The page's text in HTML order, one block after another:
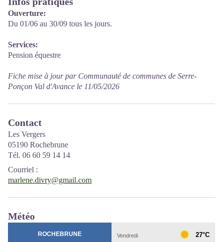
Ouverture:
Du 01/06 au 30/09 tous les jours.
Services:
Pension équestre
Fiche mise à jour par Communauté de communes de Serre-
Ponçon Val d'Avance le 11/05/2026
Contact
Les Vergers
05190 Rochebrune
Tél. 06 60 59 14 14
Courriel :
marlene.divry@gmail.com
Météo